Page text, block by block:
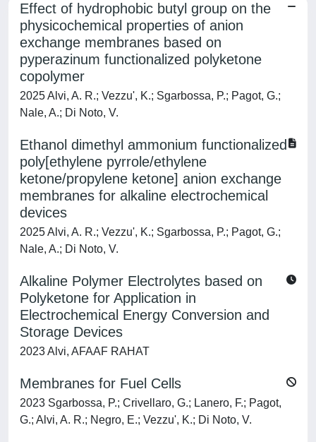
Effect of hydrophobic butyl group on the
physicochemical properties of anion
exchange membranes based on
pyperazinum functionalized polyketone
copolymer
2025 Alvi, A. R.; Vezzu', K.; Sgarbossa, P.; Pagot, G.;
Nale, A.; Di Noto, V.
Ethanol dimethyl ammonium functionalized
poly[ethylene pyrrole/ethylene
ketone/propylene ketone] anion exchange
membranes for alkaline electrochemical
devices
2025 Alvi, A. R.; Vezzu', K.; Sgarbossa, P.; Pagot, G.;
Nale, A.; Di Noto, V.
Alkaline Polymer Electrolytes based on
Polyketone for Application in
Electrochemical Energy Conversion and
Storage Devices
2023 Alvi, AFAAF RAHAT
Membranes for Fuel Cells
2023 Sgarbossa, P.; Crivellaro, G.; Lanero, F.; Pagot,
G.; Alvi, A. R.; Negro, E.; Vezzu', K.; Di Noto, V.